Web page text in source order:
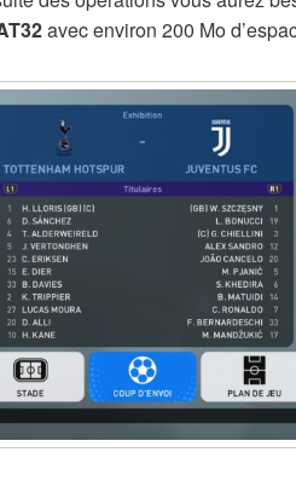
avec environ 200 Mo